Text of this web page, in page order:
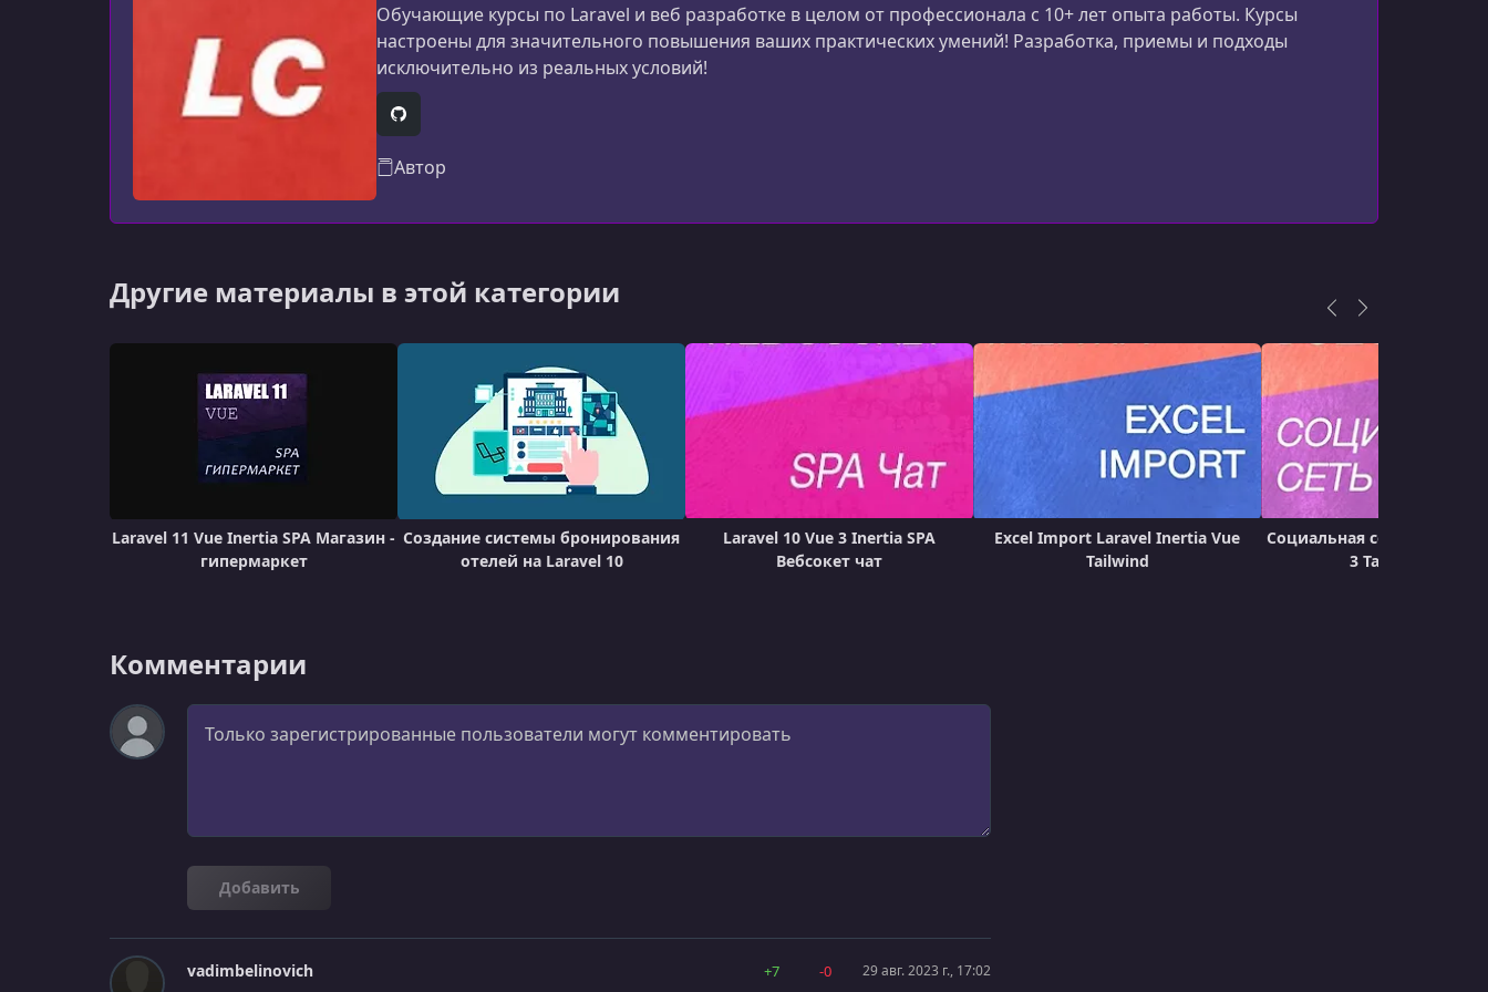
Урок 14. Удаление ветки
УРОК 15.
Урок 17. Отображение списка тем
Урок 19. Одиночная страница темы
00:17:05
Урок 20. Публикация сообщения
00:11:12
Урок 21. Отображение сообщений
УРОК 22.
Обучающие курсы по Laravel и веб разработке в целом от профессионала с 10+ лет опыта работы. Курсы
настроены для значительного повышения ваших практических умений! Разработка, приемы и подходы
исключительно из реальных условий!
GitHub
Автор
Другие материалы в этой категории
Laravel 11 Vue Inertia SPA Магазин -
гипермаркет
Создание системы бронирования
отелей на Laravel 10
Laravel 10 Vue 3 Inertia SPA
Вебсокет чат
Excel Import Laravel Inertia Vue
Tailwind
Социальная сеть SPA
3 Tailwind VIte
Комментарии
Комментарий
Добавить
vadimbelinovich +7 -0 29 авг. 2023 г., 17:02